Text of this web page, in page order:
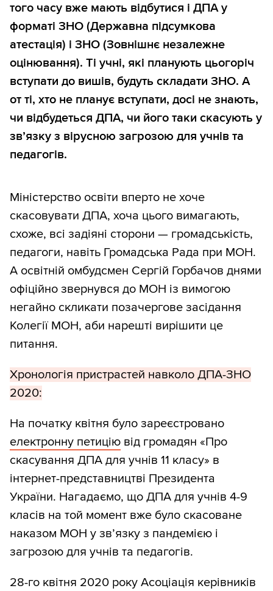
того часу вже мають відбутися і ДПА у
форматі ЗНО (Державна підсумкова
атестація) і ЗНО (Зовнішнє незалежне
оцінювання). Ті учні, які планують цьогоріч
вступати до вишів, будуть складати ЗНО. А
от ті, хто не планує вступати, досі не знають,
чи відбудеться ДПА, чи його таки скасують у
зв’язку з вірусною загрозою для учнів та
педагогів.
Міністерство освіти вперто не хоче
скасовувати ДПА, хоча цього вимагають,
схоже, всі задіяні сторони — громадськість,
педагоги, навіть Громадська Рада при МОН.
А освітній омбудсмен Сергій Горбачов днями
офіційно звернувся до МОН із вимогою
негайно скликати позачергове засідання
Колегії МОН, аби нарешті вирішити це
питання.
Хронологія пристрастей навколо ДПА-ЗНО
2020:
На початку квітня було зареєстровано
електронну петицію від громадян «Про
скасування ДПА для учнів 11 класу» в
інтернет-представництві Президента
України. Нагадаємо, що ДПА для учнів 4-9
класів на той момент вже було скасоване
наказом МОН у зв’язку з пандемією і
загрозою для учнів та педагогів.
28-го квітня 2020 року Асоціація керівників